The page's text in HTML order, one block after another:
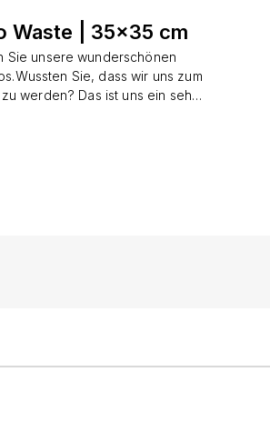
Waste | 35x35 cm
Sie unsere wunderschönen
Sie, dass wir uns zum
werden? Das ist uns ein sehr